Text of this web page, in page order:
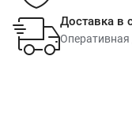
Доставка в
Оперативная